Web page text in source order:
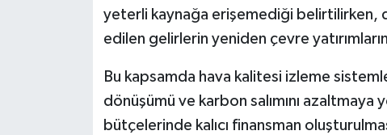
yeterli kaynağa erişemediği belirtilirken,
edilen gelirlerin yeniden çevre
Bu kapsamda hava kalitesi izleme
dönüşümü ve karbon salımını azaltmaya
bütçelerinde kalıcı finansman